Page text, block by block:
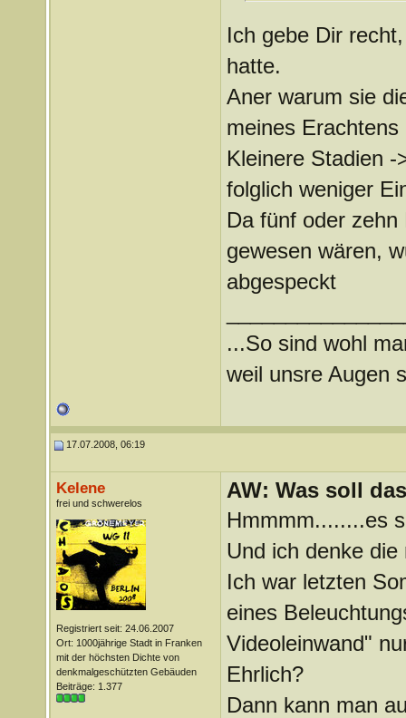
Ich gebe Dir
hatte.
Aner warum sie
meines Erachtens
Kleinere Stadien
folglich weniger
Da fünf oder
gewesen wären,
abgespeckt
...So sind wohl
weil unsre Augen
17.07.2008, 06:19
Kelene
frei und schwerelos
Registriert seit: 24.06.2007
Ort: 1000jährige Stadt in Franken
mit der höchsten Dichte von
denkmalgeschützten Gebäuden
Beiträge: 1.377
AW: Was soll
Hmmmm........es
Und ich denke
Ich war letzten
eines
Videoleinwand"
Ehrlich?
Dann kann man